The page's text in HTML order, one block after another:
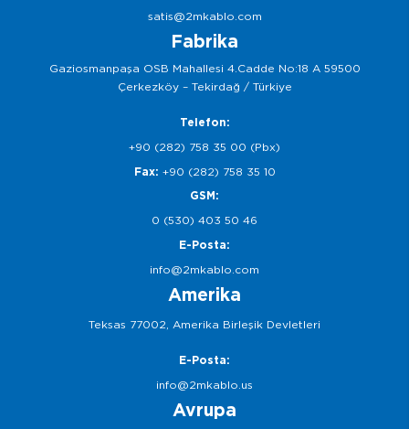
satis@2mkablo.com
Fabrika
Gaziosmanpaşa OSB Mahallesi 4.Cadde No:18 A 59500
Çerkezköy – Tekirdağ / Türkiye
Telefon:
+90 (282) 758 35 00 (Pbx)
Fax: +90 (282) 758 35 10
GSM:
0 (530) 403 50 46
E-Posta:
info@2mkablo.com
Amerika
Teksas 77002, Amerika Birleşik Devletleri
E-Posta:
info@2mkablo.us
Avrupa